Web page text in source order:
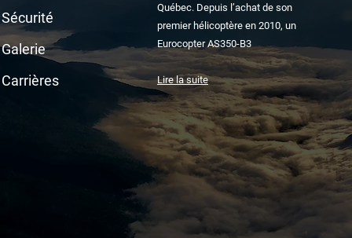
Sécurité
Galerie
Carrières
Québec. Depuis l’achat de son
premier hélicoptère en 2010, un
Eurocopter AS350-B3
Lire la suite